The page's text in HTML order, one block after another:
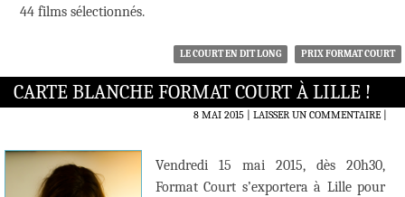
44 films sélectionnés.
LE COURT EN DIT LONG PRIX FORMAT COURT
CARTE BLANCHE FORMAT COURT À LILLE !
8 MAI 2015 LAISSER UN COMMENTAIRE|
Vendredi 15 mai 2015, dès 20h30,
Format Court s’exportera à Lille pour